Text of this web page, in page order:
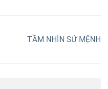
TẦM NHÌN SỨ MỆNH